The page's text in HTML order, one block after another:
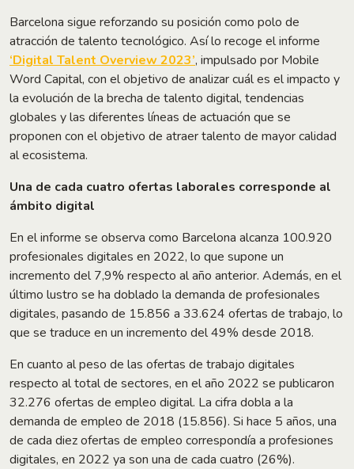
Barcelona sigue reforzando su posición como polo de
atracción de talento tecnológico. Así lo recoge el informe
‘Digital Talent Overview 2023’, impulsado por Mobile
Word Capital, con el objetivo de analizar cuál es el impacto y
la evolución de la brecha de talento digital, tendencias
globales y las diferentes líneas de actuación que se
proponen con el objetivo de atraer talento de mayor calidad
al ecosistema.
Una de cada cuatro ofertas laborales corresponde al
ámbito digital
En el informe se observa como Barcelona alcanza 100.920
profesionales digitales en 2022, lo que supone un
incremento del 7,9% respecto al año anterior. Además, en el
último lustro se ha doblado la demanda de profesionales
digitales, pasando de 15.856 a 33.624 ofertas de trabajo, lo
que se traduce en un incremento del 49% desde 2018.
En cuanto al peso de las ofertas de trabajo digitales
respecto al total de sectores, en el año 2022 se publicaron
32.276 ofertas de empleo digital. La cifra dobla a la
demanda de empleo de 2018 (15.856). Si hace 5 años, una
de cada diez ofertas de empleo correspondía a profesiones
digitales, en 2022 ya son una de cada cuatro (26%).